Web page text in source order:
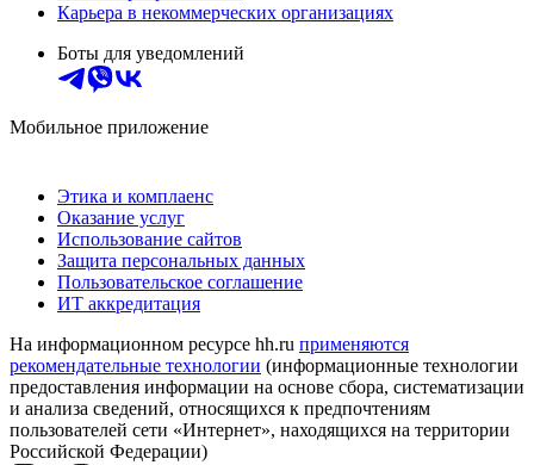
Карьера в некоммерческих организациях
Боты для уведомлений
Мобильное приложение
Этика и комплаенс
Оказание услуг
Использование сайтов
Защита персональных данных
Пользовательское соглашение
ИТ аккредитация
На информационном ресурсе hh.ru применяются
рекомендательные технологии (информационные технологии
предоставления информации на основе сбора, систематизации
и анализа сведений, относящихся к предпочтениям
пользователей сети «Интернет», находящихся на территории
Российской Федерации)